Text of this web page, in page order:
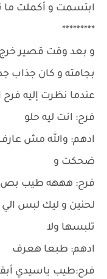
ابتسمت و أكملت ما
*********
و بعد وقت قصير
بجامته و كان جذاب
عندما نظرت إليه
فرح: انت ليه حلو
ادهم: والله مش
ضحكت و
فرح: هههه طيب بص
لحنين و ليك لبس
تلبسها ولا
ادهم: طبعا هعرف
فرح:طيب ياسيدي